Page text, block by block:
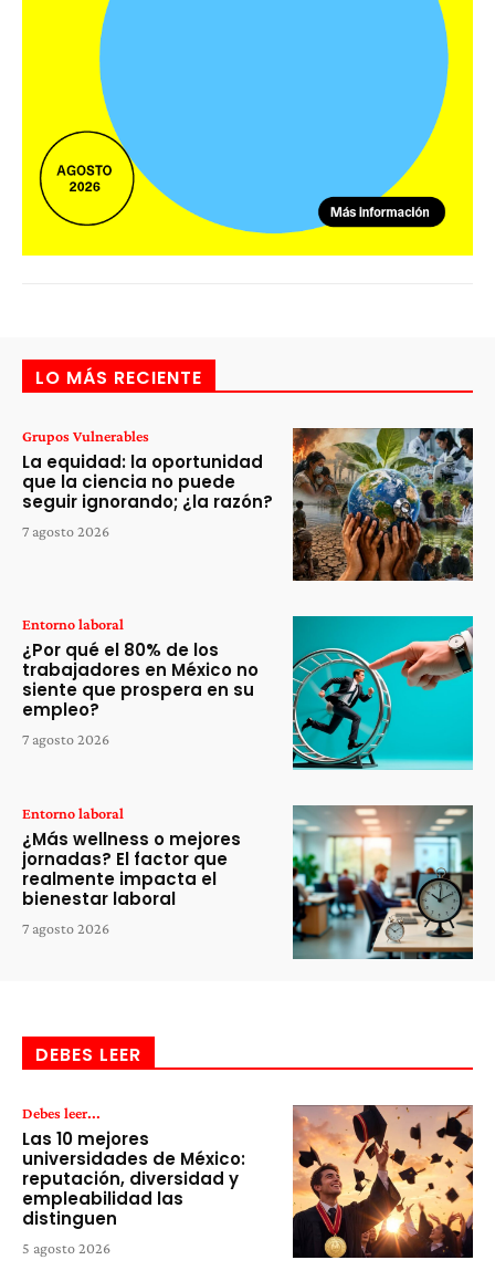
LO MÁS RECIENTE
Grupos Vulnerables
La equidad: la oportunidad
que la ciencia no puede
seguir ignorando; ¿la razón?
7 agosto 2026
Entorno laboral
¿Por qué el 80% de los
trabajadores en México no
siente que prospera en su
empleo?
7 agosto 2026
Entorno laboral
¿Más wellness o mejores
jornadas? El factor que
realmente impacta el
bienestar laboral
7 agosto 2026
DEBES LEER
Debes leer...
Las 10 mejores
universidades de México:
reputación, diversidad y
empleabilidad las
distinguen
5 agosto 2026